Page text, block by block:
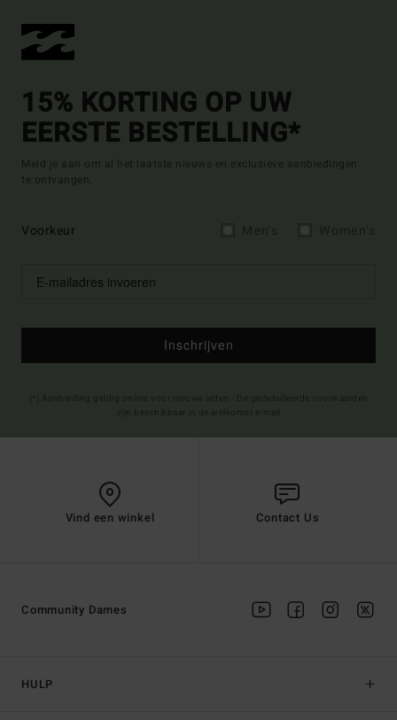
15% KORTING OP UW
EERSTE BESTELLING*
Meld je aan om al het laatste nieuws en exclusieve aanbiedingen
te ontvangen.
Voorkeur
Inschrijven
Vind een winkel Contact Us
HULP
Community Dames